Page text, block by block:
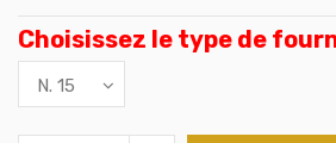
Choisissez le type de